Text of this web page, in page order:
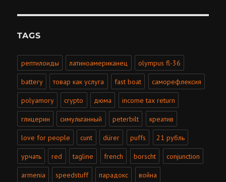
TAGS
рептилоиды латиноамериканец olympus fl-36
battery товар как услуга fast boat саморефлексия
polyamory crypto дюма income tax return
глицерин симультанный peterbilt креатив
love for people cunt dürer puffs 21 рубль
урчать red tagline french borscht conjunction
armenia speedstuff парадокс война